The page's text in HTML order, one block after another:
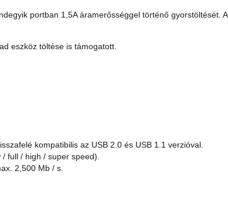
portban 1,5A áramerősséggel történő gyorstöltését. A
eszköz töltése is támogatott.
kompatibilis az USB 2.0 és USB 1.1 verzióval.
full / high / super speed).
2,500 Mb / s.